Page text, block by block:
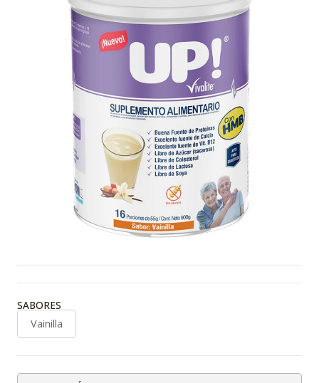
SABORES
Vainilla